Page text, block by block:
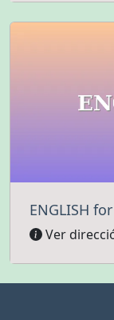
ENGLISH
Ver